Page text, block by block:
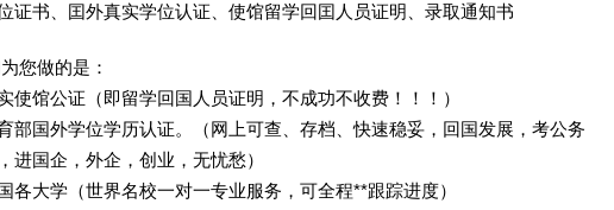
证书、囯外真实学位认证、使馆留学回囯人员证明、录取通知书
您做的是：
使馆公证（即留学回国人员证明，不成功不收费！！！）
部国外学位学历认证。（网上可查、存档、快速稳妥，回国发展，考公务
进国企，外企，创业，无忧愁）
各大学（世界名校一对一专业服务，可全程**跟踪进度）